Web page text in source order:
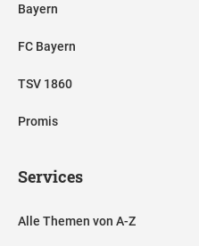
Bayern
FC Bayern
TSV 1860
Promis
Services
Alle Themen von A-Z